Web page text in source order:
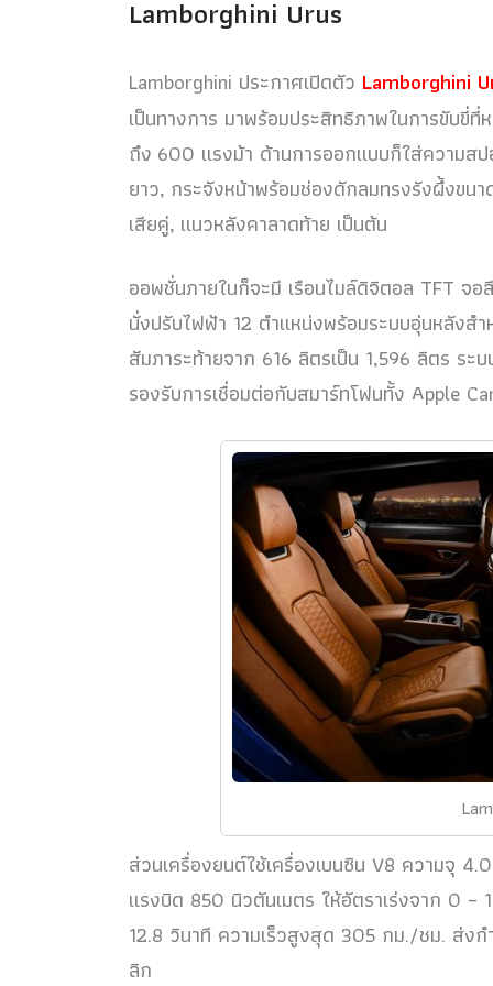
Lamborghini Urus
Lamborghini ประกาศเปิดตัว Lamborghini
เป็นทางการ มาพร้อมประสิทธิภาพในการขับขี่
ถึง 600 แรงม้า ด้านการออกแบบก็ใส่ความสป
ยาว, กระจังหน้าพร้อมช่องดักลมทรงรังผึ้งข
เสียคู่, แนวหลังคาลาดท้าย เป็นต้น
ออพชั่นภายในก็จะมี เรือนไมล์ดิจิตอล TFT จ
นั่งปรับไฟฟ้า 12 ตำแหน่งพร้อมระบบอุ่นหลังส
สัมภาระท้ายจาก 616 ลิตรเป็น 1,596 ลิตร ระ
รองรับการเชื่อมต่อกับสมาร์ทโฟนทั้ง Apple
ส่วนเครื่องยนต์ใช้เครื่องเบนซิน V8 ความจุ
แรงบิด 850 นิวตันเมตร ให้อัตราเร่งจาก 0
12.8 วินาที ความเร็วสูงสุด 305 กม./ชม. ส่ง
ลิก